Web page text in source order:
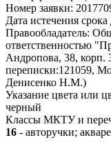
Номер заявки:
Дата истечения
Правообладатель:
ответственностью
Андропова, 38, корп.
переписки:121059,
Денисенко Н.М.)
Указание цвета или
черный
Классы МКТУ и
16 - авторучки; акварели [краски]; альбомы; альманахи; аппараты для ламинирования документов офисные; аппараты множительные; атласы; афиши; банкноты; баннеры бумажные; банты бумажные; белье столовое бумажное; билеты; бланки; бланки уведомлений [канцелярские товары]; блокноты; блокноты [канцелярские товары]; блокноты для рисования, черчения; блокноты с отрывными листами; браслеты для удерживания письменных принадлежностей; брошюры; буклеты; бумага; бумага в листах [канцелярские товары]; бумага вощеная; бумага для регистрирующих устройств; бумага для рентгеновских снимков; бумага для электрокардиографов; бумага для ящиков шкафов ароматизированная или неароматизированная; бумага из древесной массы; бумага копировальная [канцелярские товары]; бумага офисная; бумага пергаментная; бумага почтовая; бумага рисовая; бумага светящаяся; бумага сюань для китайского рисования и каллиграфии; бумага туалетная; бумага упаковочная; бумага фильтровальная; бумага, картон; бювары; бюллетени информационные; валики для пишущих машин; валики малярные; верстатки наборные; воск для моделирования, за исключением используемого в стоматологии; вывески бумажные или картонные; выкройки для шитья; вымпелы бумажные; газеты; гальваностереотипы; гектографы; глина для лепки; глина полимерная для моделирования; глобусы; готовальни; гравюры; грифели; грифели для карандашей; держатели для документов [канцелярские принадлежности]; держатели для карандашей; держатели для мела; держатели для чековых книжек; держатели для штампов [печатей]; держатели страниц; диаграммы; дорожки настольные из бумаги; доски гравировальные; доски грифельные для письма; доски классные; доски наборные [полиграфия]; доски чертежные; доски, щиты для объявлений бумажные или картонные; дупликаторы; дыроколы [офисные принадлежности]; емкости для сливок бумажные; журналы [издания периодические]; зажимы для денег; зажимы для каталожных карточек; зажимы для ручек; закладки для книг; иглы гравировальные для офортов; иглы разметочные для черчения; издания периодические; издания печатные; измельчители для бумаг для офисных целей; изображения графические; импринтеры неэлектрические; инструменты для отделки под мрамор переплетных крышек; инструменты чертежные; календари; калька бумажная; калька тканевая; кальки; камедь [клеи] для канцелярских или бытовых целей; камни литографские; камни чернильные [тушечницы]; карандаши; карандаши автоматические; карандаши угольные; картинки; картинки переводные; картины [рисунки] обрамленные или необрамленные; картон; картон из древесной массы [канцелярские товары]; картонки для шляп; картотеки [конторские принадлежности]; карточки; карточки каталожные [канцелярские товары]; карты географические; карты или ленты бумажные для записи программ для вычислительных машин; карты коллекционные, за исключением используемых для игр; карты перфорированные для жаккардовых ткацких станков; каталоги; катушки для красящих лент; кашпо бумажные; кисти; кисти для рисования; кисти для художников; кисточки для письма; клавиши пишущих машин; клеи канцелярские или бытовые; клей рыбий для канцелярских или бытовых целей; клейкие вещества для канцелярских и бытовых целей; клейковина [клей] для канцелярских или бытовых целей; клейстер крахмальный [клеящее вещество] для канцелярских или бытовых целей; клише типографские; книги; книжки квитанционные [канцелярские товары]; книжки-комиксы; кнопки канцелярские; кольца сигарные; конверты [канцелярские товары]; коробки бумажные или картонные; коробки для штемпелей [печатей]; коробки с красками